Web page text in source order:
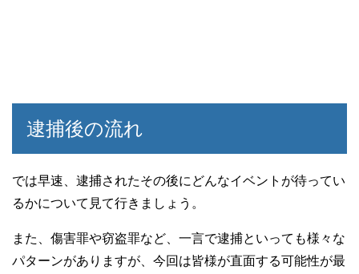
逮捕後の流れ
では早速、逮捕されたその後にどんなイベントが待ってい
るかについて見て行きましょう。
また、傷害罪や窃盗罪など、一言で逮捕といっても様々な
パターンがありますが、今回は皆様が直面する可能性が最